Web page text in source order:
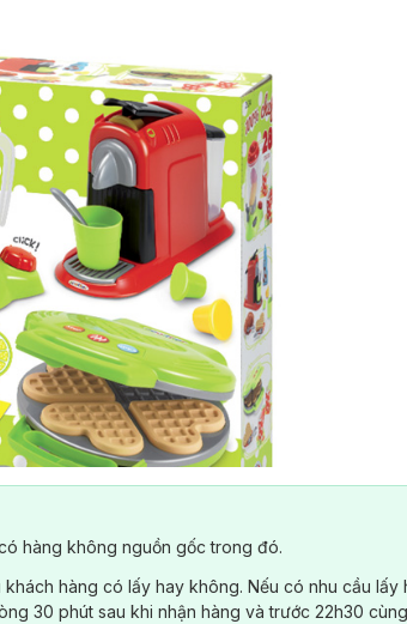
hàng không nguồn gốc trong đó.
khách hàng có lấy hay không. Nếu có nhu cầu lấy
30 phút sau khi nhận hàng và trước 22h30